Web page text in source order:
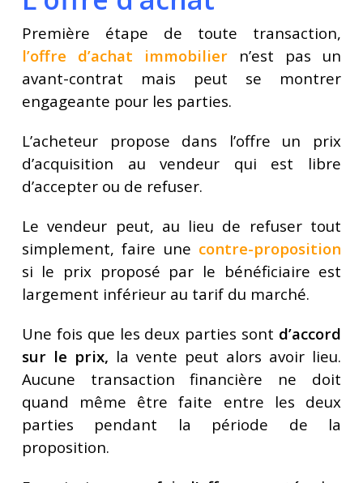
Première étape de toute transaction,
l’offre d’achat immobilier
n’est pas un
avant-contrat mais peut se montrer
engageante pour les parties.
L’acheteur propose dans l’offre un prix
d’acquisition au vendeur qui est libre
d’accepter ou de refuser.
Le vendeur peut, au lieu de refuser tout
simplement, faire une contre-proposition
si le prix proposé par le bénéficiaire est
largement inférieur au tarif du marché.
Une fois que les deux parties sont d’accord
sur le prix, la vente peut alors avoir lieu.
Aucune transaction financière ne doit
quand même être faite entre les deux
parties pendant la période de la
proposition.